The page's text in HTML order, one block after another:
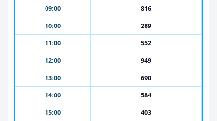
09:00
816
10:00
289
11:00
552
12:00
949
13:00
690
14:00
584
15:00
403